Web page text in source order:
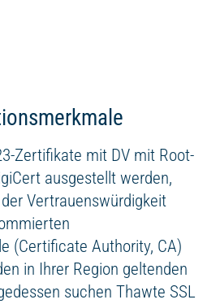
Zertifikate mit DV mit Root-
ausgestellt werden,
Vertrauenswürdigkeit
(Certificate Authority, CA)
in Ihrer Region geltenden
suchen Thawte SSL